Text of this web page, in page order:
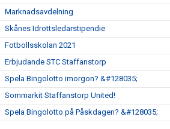
Marknadsavdelning
Skånes Idrottsledarstipendie
Fotbollsskolan 2021
Erbjudande STC Staffanstorp
Spela Bingolotto imorgon? &#128035;
Sommarkit Staffanstorp United!
Spela Bingolotto på Påskdagen? &#128035;